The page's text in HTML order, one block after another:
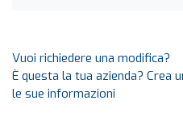
Vuoi richiedere una modifica?
È questa la tua azienda?
le sue informazioni